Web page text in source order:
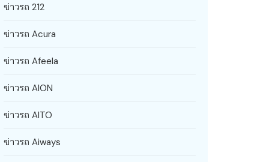
ข่าวรถ 212
ข่าวรถ Acura
ข่าวรถ Afeela
ข่าวรถ AION
ข่าวรถ AITO
ข่าวรถ Aiways